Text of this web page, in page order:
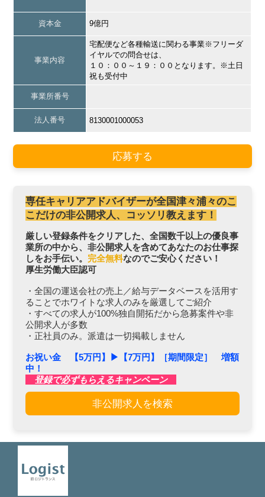
資本金 9億円
事業内容
宅配便など各種輸送に関わる事業※フリーダ
イヤルでの問合せは、
１０：００～１９：００となります。※土日
祝も受付中
事業所番号
法人番号 8130001000053
応募する
専任キャリアアドバイザーが全国津々浦々のこ
こだけの非公開求人、コッソリ教えます！
厳しい登録条件をクリアした、全国数千以上の優良事
業所の中から、非公開求人を含めてあなたのお仕事探
しをお手伝い。 完全無料なのでご安心ください！
厚生労働大臣認可
・全国の運送会社の売上／給与データベースを活用す
ることでホワイトな求人のみを厳選してご紹介
・すべての求人が100%独自開拓だから急募案件や非
公開求人が多数
・正社員のみ。派遣は一切掲載しません
お祝い金 【5万円】▶︎【7万円】［期間限定］ 増額
中！
登録で必ずもらえるキャンペーン
非公開求人を検索